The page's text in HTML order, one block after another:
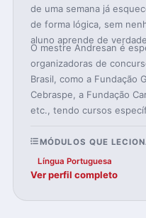
de uma semana já
de forma lógica, sem
aluno aprende de
O mestre Andresan é
organizadoras de
Brasil, como a Fundação
Cebraspe, a Fundação
etc., tendo cursos
MÓDULOS QUE
Língua Portuguesa
Ver perfil completo